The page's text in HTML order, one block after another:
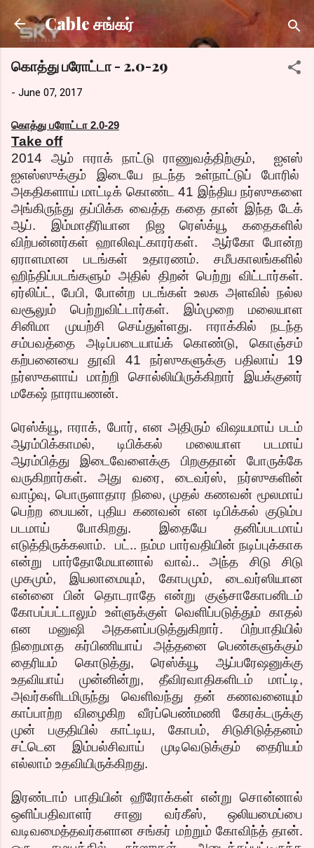
Skip to main content
Cable சங்கர்
கொத்து பரோட்டா - 2.0-29
- June 07, 2017
கொத்து பரோட்டா 2.0-29
Take off
2014 ஆம் ஈராக் நாட்டு ராணுவத்திற்கும், ஐஎஸ்
ஐஎஸ்ஸுக்கும் இடையே நடந்த உள்நாட்டுப் போரில்
அகதிகளாய் மாட்டிக் கொண்ட 41 இந்திய நர்ஸுகளை
அங்கிருந்து தப்பிக்க வைத்த கதை தான் இந்த டேக்
ஆப். இம்மாதீரியான நிஜ ரெஸ்க்யூ கதைகளில்
விற்பன்னர்கள் ஹாலிவுட்காரர்கள். ஆர்கோ போன்ற
ஏராளமான படங்கள் உதாரணம். சமீபகாலங்களில்
ஹிந்திப்படங்களும் அதில் திறன் பெற்று விட்டார்கள்.
ஏர்லிப்ட், பேபி, போன்ற படங்கள் உலக அளவில் நல்ல
வசூலும் பெற்றுவிட்டார்கள். இம்முறை மலையாள
சினிமா முயற்சி செய்துள்ளது. ஈராக்கில் நடந்த
சம்பவத்தை அடிப்படையாய்க் கொண்டு, கொஞ்சம்
கற்பனையை தூவி 41 நர்ஸுகளுக்கு பதிலாய் 19
நர்ஸுகளாய் மாற்றி சொல்லியிருக்கிறார் இயக்குனர்
மகேஷ் நாராயணன்.
ரெஸ்க்யூ, ஈராக், போர், என அதிரும் விஷயமாய் படம்
ஆரம்பிக்காமல், டிபிக்கல் மலையாள படமாய்
ஆரம்பித்து இடைவேளைக்கு பிறகுதான் போருக்கே
வருகிறார்கள். அது வரை, டைவர்ஸ், நர்ஸுகளின்
வாழ்வு, பொருளாதார நிலை, முதல் கணவன் மூலமாய்
பெற்ற பையன், புதிய கணவன் என டிபிக்கல் குடும்ப
படமாய் போகிறது. இதையே தனிப்படமாய்
எடுத்திருக்கலாம். பட்.. நம்ம பார்வதியின் நடிப்புக்காக
என்று பார்தோமேயானால் வாவ்.. அந்த சிடு சிடு
முகமும், இயலாமையும், கோபமும், டைவர்ஸியான
என்னை பின் தொடராதே என்று குஞ்சாகோபனிடம்
கோபப்பட்டாலும் உள்ளுக்குள் வெளிப்படுத்தும் காதல்
என மனுஷி அதகளப்படுத்துகிறார். பிற்பாதியில்
நிறைமாத கர்பிணியாய் அத்தனை பெண்களுக்கும்
தைரியம் கொடுத்து, ரெஸ்க்யூ ஆப்பரேஷனுக்கு
உதவியாய் முன்னின்று, தீவிரவாதிகளிடம் மாட்டி,
அவர்களிடமிருந்து வெளிவந்து தன் கணவனையும்
காப்பாற்ற விழைகிற வீரப்பெண்மணி கேரக்டருக்கு
முன் பகுதியில் காட்டிய, கோபம், சிடுசிடுத்தனம்
சட்டென இம்பல்சிவாய் முடிவெடுக்கும் தைரியம்
எல்லாம் உதவியிருக்கிறது.
இரண்டாம் பாதியின் ஹீரோக்கள் என்று சொன்னால்
ஒளிப்பதிவாளர் சானு வர்கீஸ், ஒலியமைப்பை
வடிவமைத்தவர்களான சங்கர் மற்றும் கோவிந்த் தான்.